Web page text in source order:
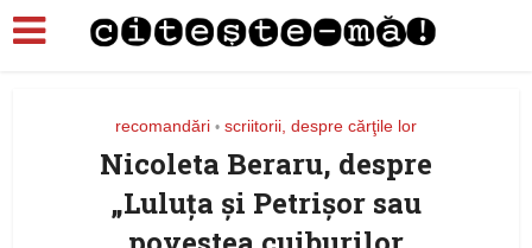
recomandări • scriitorii, despre cărţile lor
Nicoleta Beraru, despre
„Luluţa şi Petrişor sau